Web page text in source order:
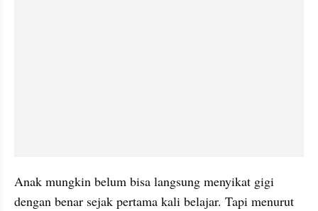
Anak mungkin belum bisa langsung menyikat gigi
dengan benar sejak pertama kali belajar. Tapi menurut